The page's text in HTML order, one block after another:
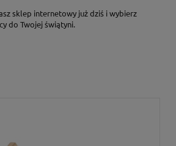
sklep internetowy już dziś i wybierz
do Twojej świątyni.